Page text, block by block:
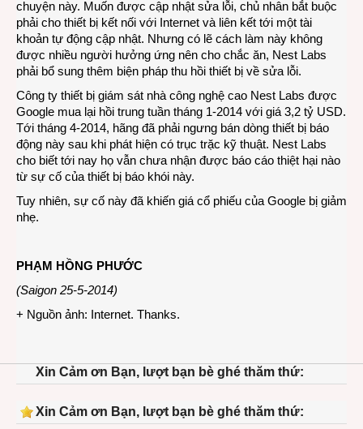
chuyện này. Muốn được cập nhật sửa lỗi, chủ nhân bắt buộc
phải cho thiết bị kết nối với Internet và liên kết tới một tài
khoản tự động cập nhật. Nhưng có lẽ cách làm này không
được nhiều người hưởng ứng nên cho chắc ăn, Nest Labs
phải bổ sung thêm biện pháp thu hồi thiết bị về sửa lỗi.
Công ty thiết bị giám sát nhà công nghệ cao Nest Labs được
Google mua lại hồi trung tuần tháng 1-2014 với giá 3,2 tỷ USD.
Tới tháng 4-2014, hãng đã phải ngưng bán dòng thiết bị báo
động này sau khi phát hiện có trục trặc kỹ thuật. Nest Labs
cho biết tới nay họ vẫn chưa nhận được báo cáo thiệt hại nào
từ sự cố của thiết bị báo khói này.
Tuy nhiên, sự cố này đã khiến giá cổ phiếu của Google bị giảm
nhẹ.
PHẠM HỒNG PHƯỚC
(Saigon 25-5-2014)
+ Nguồn ảnh: Internet. Thanks.
Xin Cảm ơn Bạn, lượt bạn bè ghé thăm thứ:
Xin Cảm ơn Bạn, lượt bạn bè ghé thăm thứ: